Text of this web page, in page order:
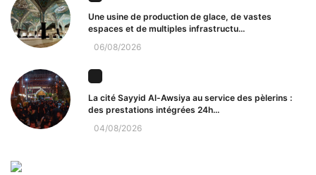
Une usine de production de glace, de vastes
espaces et de multiples infrastructu...
06/08/2026
La cité Sayyid Al-Awsiya au service des pèlerins :
des prestations intégrées 24h...
04/08/2026